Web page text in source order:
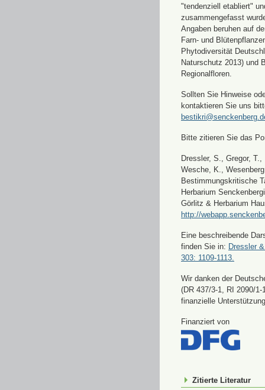
"tendenziell etabliert"
zusammengefasst
Angaben beruhen auf
Farn- und
Phytodiversität
Naturschutz 2013) und
Regionalfloren.
Sollten Sie Hinweise
kontaktieren Sie uns
Bitte zitieren Sie das
Dressler, S., Gregor,
Wesche, K.,
Bestimmungskritische
Herbarium
Görlitz & Herbarium
http://
Eine beschreibende
finden Sie in: Dressler
303: 1109-1113.
Wir danken der
(DR 437/3-1, RI 2090/
finanzielle
Finanziert von
Zitierte Literatur